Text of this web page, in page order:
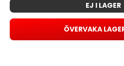
EJ I LAGER
ÖVERVAKA